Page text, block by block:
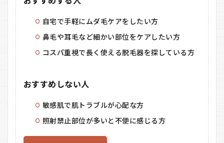
自宅で手軽にムダ毛ケアをしたい方
鼻毛や耳毛など細かい部位をケアしたい方
コスパ重視で長く使える脱毛器を探している方
おすすめしない人
敏感肌で肌トラブルが心配な方
照射禁止部位が多いと不便に感じる方